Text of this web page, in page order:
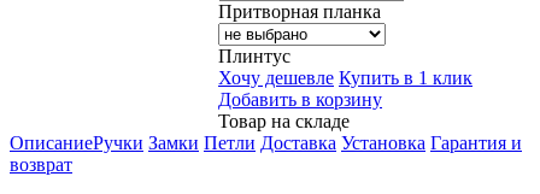
Притворная планка
Плинтус
Хочу дешевле Купить в 1 клик
Добавить в корзину
Товар на складе
ОписаниеРучки Замки Петли Доставка Установка Гарантия и
возврат